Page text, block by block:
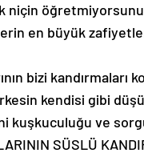
niçin
en büyük
bizi kandırmaları
kendisi gibi
kuşkuculuğu ve
SÜSLÜ